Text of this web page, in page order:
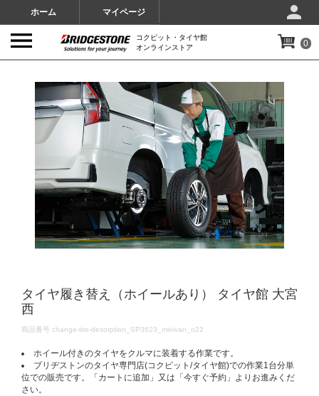
ホーム マイページ
コクピット・タイヤ館
オンラインストア
0
タイヤ履き替え（ホイールあり） タイヤ館 大宮
西
DETAILS
商品番号 change-tire-desorption_SP3623_minivan_o22
ホイール付きのタイヤをクルマに装着する作業です。
ブリヂストンのタイヤ専門店(コクピット/タイヤ館)での作業1台分単
位での販売です。「カートに追加」又は「今すぐ予約」よりお進みくだ
さい。